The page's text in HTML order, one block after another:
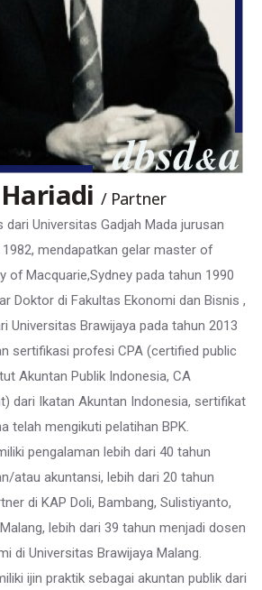
/ Partner
dari Universitas Gadjah Mada jurusan
mendapatkan gelar master of
of Macquarie,Sydney pada tahun 1990
Doktor di Fakultas Ekonomi dan Bisnis ,
Universitas Brawijaya pada tahun 2013
sertifikasi profesi CPA (certified public
Akuntan Publik Indonesia, CA
dari Ikatan Akuntan Indonesia, sertifikat
telah mengikuti pelatihan BPK.
pengalaman lebih dari 40 tahun
atau akuntansi, lebih dari 20 tahun
di KAP Doli, Bambang, Sulistiyanto,
lebih dari 39 tahun menjadi dosen
di Universitas Brawijaya Malang.
ijin praktik sebagai akuntan publik dari